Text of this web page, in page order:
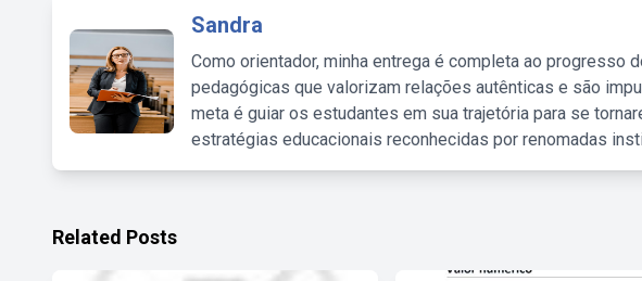
Sandra
Como orientador, minha entrega é completa ao progresso
pedagógicas que valorizam relações autênticas e são
meta é guiar os estudantes em sua trajetória para se
estratégias educacionais reconhecidas por renomadas
Related Posts